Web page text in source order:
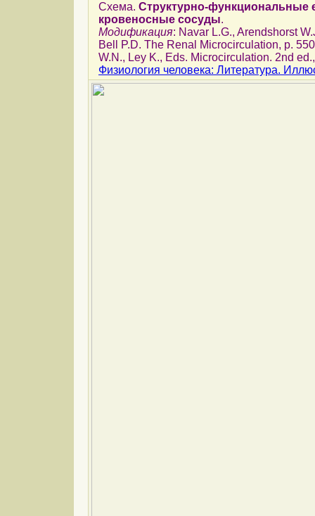
Схема. Структурно-функциональные
кровеносные сосуды.
Модификация: Navar L.G., Arendshorst
Bell P.D. The Renal Microcirculation, p.
W.N., Ley K., Eds. Microcirculation. 2nd
Физиология человека: Литература.